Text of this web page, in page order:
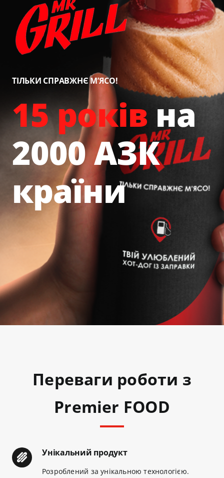
ТІЛЬКИ СПРАВЖНЄ М’ЯСО!
15 років на
2000 АЗК
країни
Переваги роботи з
Premier FOOD
Унікальний продукт
Розроблений за унікальною технологією.